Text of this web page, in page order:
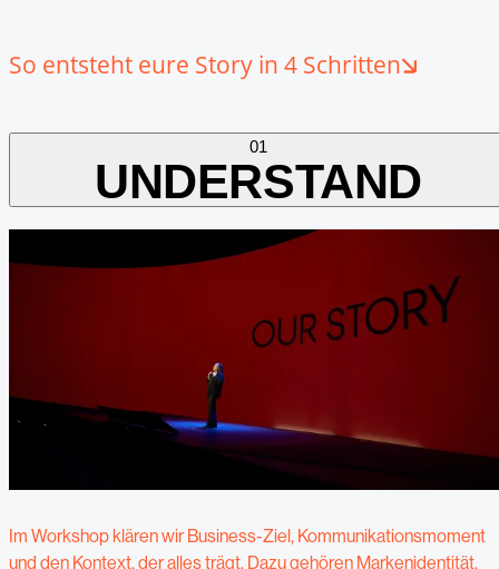
So entsteht eure Story in 4 Schritten
01
UNDERSTAND
Im Workshop klären wir Business-Ziel, Kommunikationsmoment
und den Kontext, der alles trägt. Dazu gehören Markenidentität,